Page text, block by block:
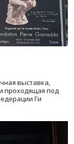
выставка,
проходящая под
Ги